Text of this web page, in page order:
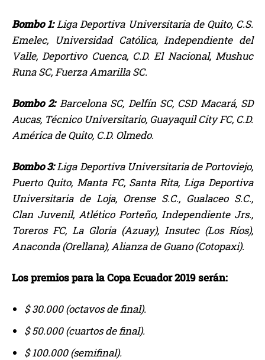
Bombo 1:Liga Deportiva Universitaria de Quito, C.S.
Emelec, Universidad Católica, Independiente del
Valle, Deportivo Cuenca, C.D. El Nacional, Mushuc
Runa SC, Fuerza Amarilla SC.
Bombo 2:Barcelona SC, Delfín SC, CSD Macará, SD
Aucas, Técnico Universitario, Guayaquil City FC, C.D.
América de Quito, C.D. Olmedo.
Bombo 3:Liga Deportiva Universitaria de Portoviejo,
Puerto Quito, Manta FC, Santa Rita, Liga Deportiva
Universitaria de Loja, Orense S.C., Gualaceo S.C.,
Clan Juvenil, Atlético Porteño, Independiente Jrs.,
Toreros FC, La Gloria (Azuay), Insutec (Los Ríos),
Anaconda (Orellana), Alianza de Guano (Cotopaxi).
Los premios para la Copa Ecuador 2019 serán:
$ 30.000 (octavos de final).
$ 50.000 (cuartos de final).
$ 100.000 (semifinal).